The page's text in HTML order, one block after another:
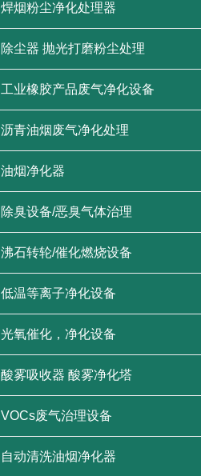
焊烟粉尘净化处理器
除尘器 抛光打磨粉尘处理
工业橡胶产品废气净化设备
沥青油烟废气净化处理
油烟净化器
除臭设备/恶臭气体治理
沸石转轮/催化燃烧设备
低温等离子净化设备
光氧催化，净化设备
酸雾吸收器 酸雾净化塔
VOCs废气治理设备
自动清洗油烟净化器